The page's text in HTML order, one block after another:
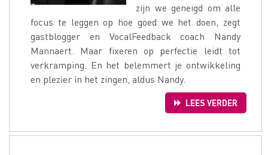
zijn we geneigd om alle
focus te leggen op hoe goed we het doen, zegt
gastblogger en VocalFeedback coach Nandy
Mannaert. Maar fixeren op perfectie leidt tot
verkramping. En het belemmert je ontwikkeling
en plezier in het zingen, aldus Nandy.
LEES VERDER